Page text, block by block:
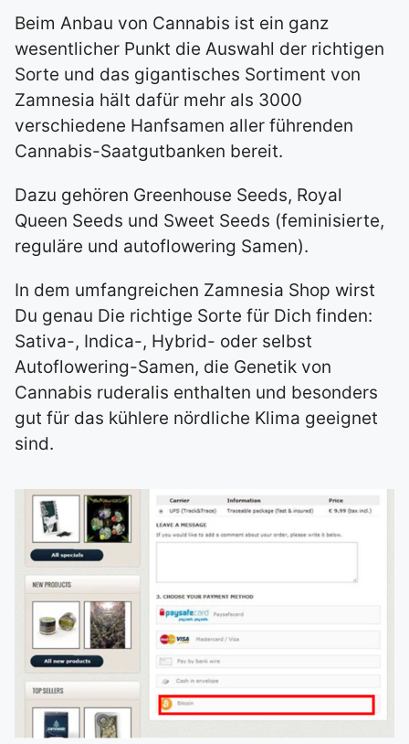
Beim Anbau von Cannabis ist ein ganz
wesentlicher Punkt die Auswahl der richtigen
Sorte und das gigantisches Sortiment von
Zamnesia hält dafür mehr als 3000
verschiedene Hanfsamen aller führenden
Cannabis-Saatgutbanken bereit.
Dazu gehören Greenhouse Seeds, Royal
Queen Seeds und Sweet Seeds (feminisierte,
reguläre und autoflowering Samen).
In dem umfangreichen Zamnesia Shop wirst
Du genau Die richtige Sorte für Dich finden:
Sativa-, Indica-, Hybrid- oder selbst
Autoflowering-Samen, die Genetik von
Cannabis ruderalis enthalten und besonders
gut für das kühlere nördliche Klima geeignet
sind.